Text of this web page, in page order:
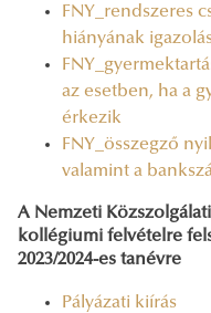
FNY_rendszeres
hiányának
az esetben, ha a
érkezik
FNY_összegző
valamint a
A Nemzeti
kollégiumi felvételre
2023/2024-es tanévre
Pályázati kiírás